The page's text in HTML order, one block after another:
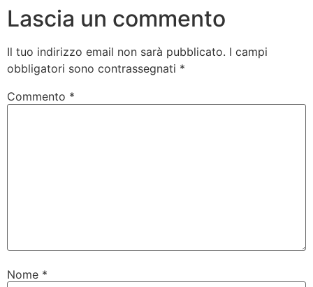
Lascia un commento
Il tuo indirizzo email non sarà pubblicato. I campi
obbligatori sono contrassegnati *
Commento *
Nome *